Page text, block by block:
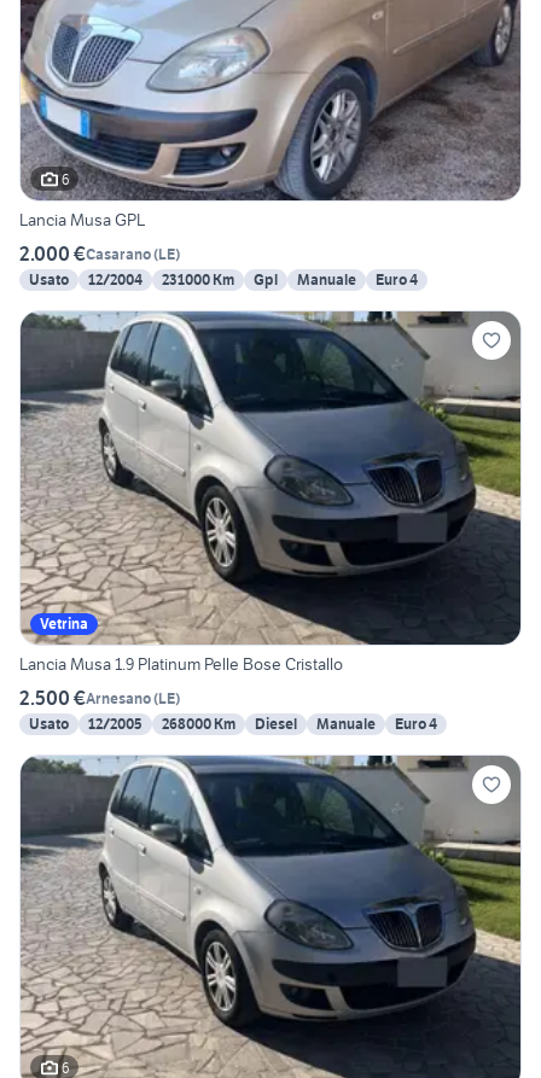
6
Lancia Musa GPL
2.000 €Casarano(LE)
Usato
12/2004 231000 Km Gpl Manuale Euro 4
Vetrina
Lancia Musa 1.9 Platinum Pelle Bose Cristallo
2.500 €Arnesano(LE)
Usato
12/2005 268000 Km Diesel Manuale Euro 4
6